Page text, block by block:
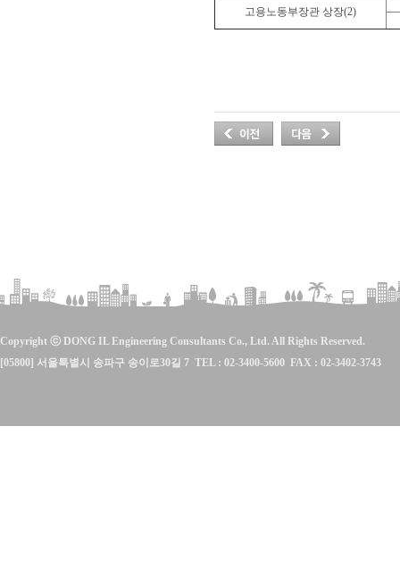
고용노동부장관 상장(2)
Copyright ⓒ DONG IL Engineering Consultants Co., Ltd. All Rights Reserved.
[05800] 서울특별시 송파구 송이로30길 7 TEL : 02-3400-5600 FAX : 02-3402-3743